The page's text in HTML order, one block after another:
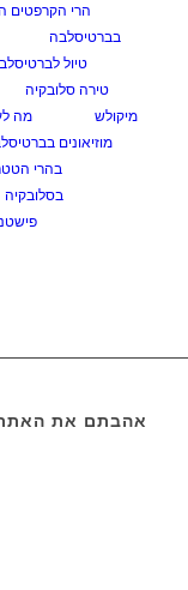
הרי הקרפטים
בברטיסלבה
טיול
טירה סלובקיה
מיקולש
מה
מוזיאונים
בהרי
בסלובקיה
אהבתם את